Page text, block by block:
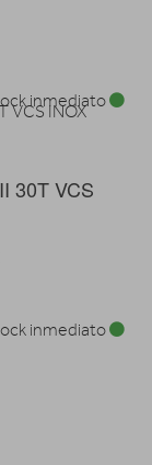
30T VCS
inmediato
inmediato